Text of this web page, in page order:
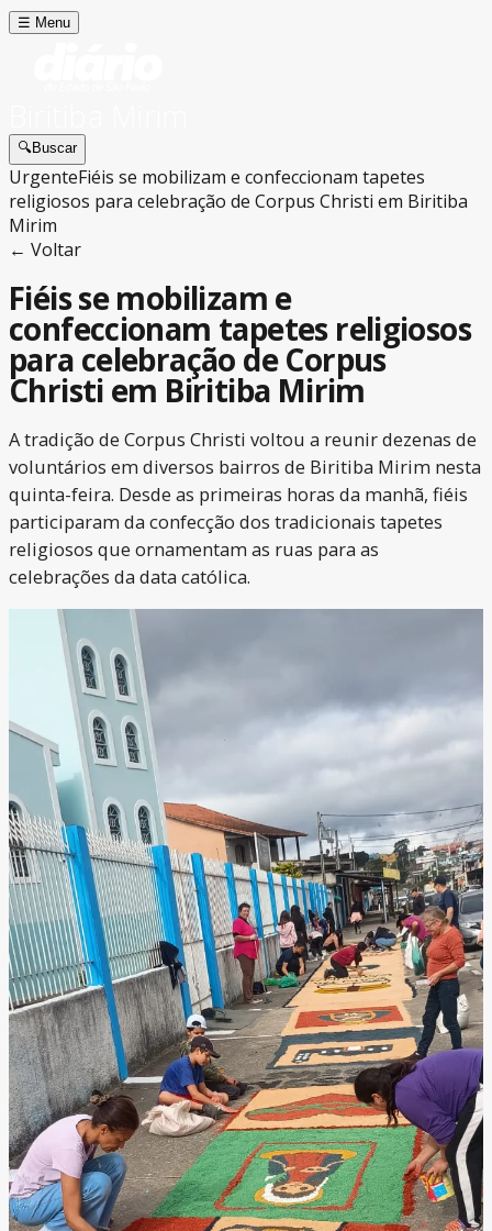
☰ Menu
🔍Buscar
UrgenteFiéis se mobilizam e confeccionam tapetes
religiosos para celebração de Corpus Christi em Biritiba
Mirim
← Voltar
Fiéis se mobilizam e
confeccionam tapetes religiosos
para celebração de Corpus
Christi em Biritiba Mirim
A tradição de Corpus Christi voltou a reunir dezenas de
voluntários em diversos bairros de Biritiba Mirim nesta
quinta-feira. Desde as primeiras horas da manhã, fiéis
participaram da confecção dos tradicionais tapetes
religiosos que ornamentam as ruas para as
celebrações da data católica.